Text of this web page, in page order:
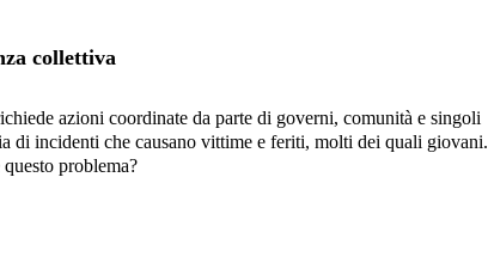
collettiva
azioni coordinate da parte di governi, comunità e singoli
di incidenti che causano vittime e feriti, molti dei quali giovani.
problema?